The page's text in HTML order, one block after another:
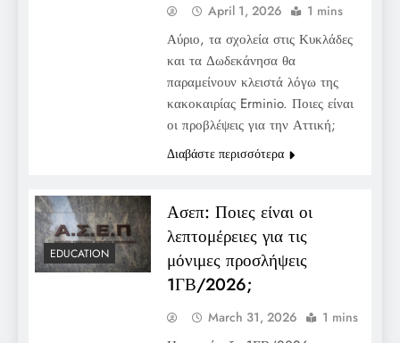
April 1, 2026 1 mins
Αύριο, τα σχολεία στις Κυκλάδες
και τα Δωδεκάνησα θα
παραμείνουν κλειστά λόγω της
κακοκαιρίας Erminio. Ποιες είναι
οι προβλέψεις για την Αττική;
Διαβάστε περισσότερα
EDUCATION
Ασεπ: Ποιες είναι οι
λεπτομέρειες για τις
μόνιμες προσλήψεις
1ΓΒ/2026;
March 31, 2026 1 mins